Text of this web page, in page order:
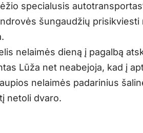
specialusis
šungaudžių prisikviesti
nelaimės dieną į pagalbą
Lūža net neabejoja, kad į
nelaimės padarinius
netoli dvaro.